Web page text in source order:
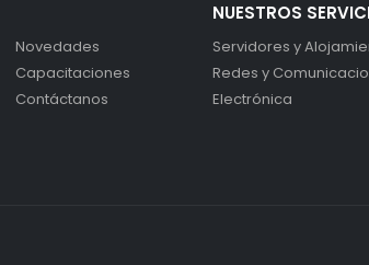
Novedades
Capacitaciones
Contáctanos
NUESTROS
Servidores y
Redes y
Electrónica